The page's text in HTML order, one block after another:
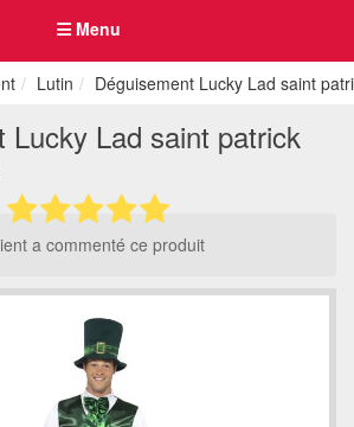
Menu
Lutin Déguisement Lucky Lad saint
Lucky Lad saint patrick
a commenté ce produit